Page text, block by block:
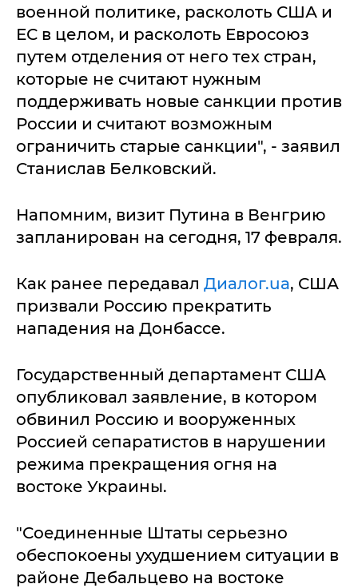
военной политике, расколоть США и
ЕС в целом, и расколоть Евросоюз
путем отделения от него тех стран,
которые не считают нужным
поддерживать новые санкции против
России и считают возможным
ограничить старые санкции", - заявил
Станислав Белковский.
Напомним, визит Путина в Венгрию
запланирован на сегодня, 17 февраля.
Как ранее передавал Диалог.ua, США
призвали Россию прекратить
нападения на Донбассе.
Государственный департамент США
опубликовал заявление, в котором
обвинил Россию и вооруженных
Россией сепаратистов в нарушении
режима прекращения огня на
востоке Украины.
"Соединенные Штаты серьезно
обеспокоены ухудшением ситуации в
районе Дебальцево на востоке